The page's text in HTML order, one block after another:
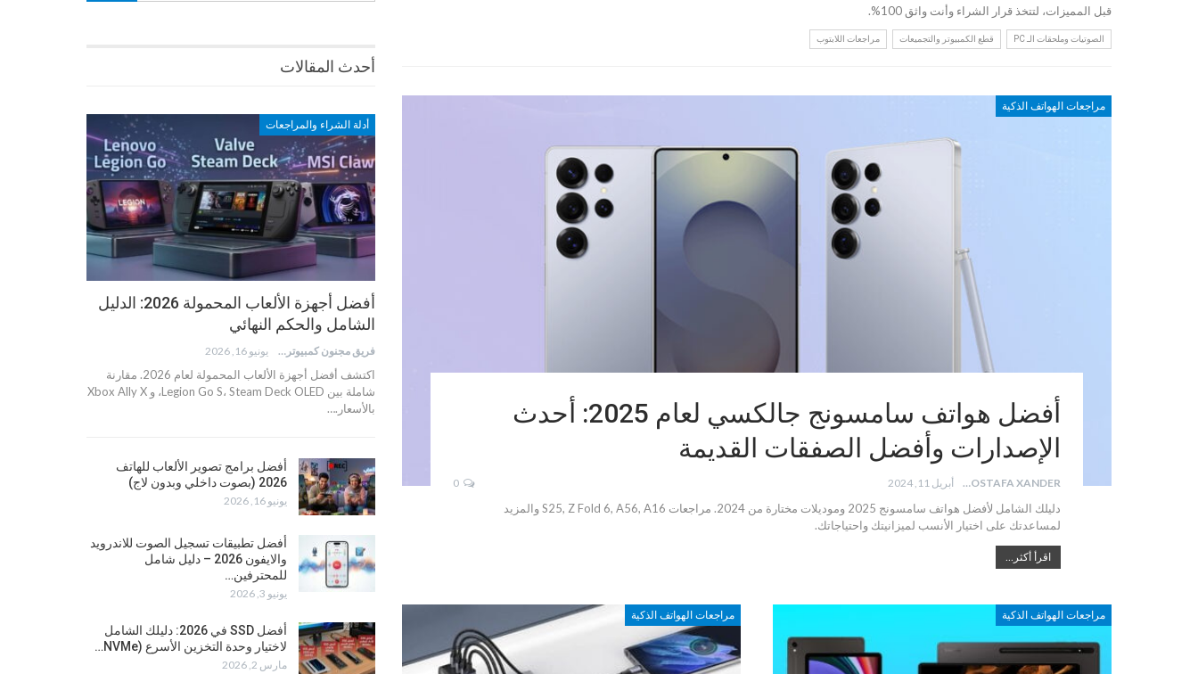
قبل المميزات، لتتخذ قرار الشراء وأنت واثق 100%.
الصوتيات وملحقات الـ PC قطع الكمبيوتر والتجميعات مراجعات اللابتوب
مراجعات الهواتف الذكية
أفضل هواتف سامسونج جالكسي لعام 2025: أحدث
الإصدارات وأفضل الصفقات القديمة
MOSTAFA XANDER أبريل 11, 2024 0
دليلك الشامل لأفضل هواتف سامسونج 2025 وموديلات مختارة من 2024. مراجعات S25, Z Fold 6, A56, A16 والمزيد
لمساعدتك على اختيار الأنسب لميزانيتك واحتياجاتك.
اقرأ أكثر...
مراجعات الهواتف الذكية مراجعات الهواتف الذكية
أحدث المقالات
أدلة الشراء والمراجعات
أفضل أجهزة الألعاب المحمولة 2026: الدليل
الشامل والحكم النهائي
فريق مجنون كمبيوتر يونيو 16, 2026
اكتشف أفضل أجهزة الألعاب المحمولة لعام 2026. مقارنة
شاملة بين Legion Go S، Steam Deck OLED، و Xbox Ally X
بالأسعار.…
أفضل برامج تصوير الألعاب للهاتف
2026 (بصوت داخلي وبدون لاج)
يونيو 16, 2026
أفضل تطبيقات تسجيل الصوت للاندرويد
والايفون 2026 – دليل شامل
للمحترفين…
يونيو 3, 2026
أفضل SSD في 2026: دليلك الشامل
لاختيار وحدة التخزين الأسرع (NVMe…
مارس 2, 2026